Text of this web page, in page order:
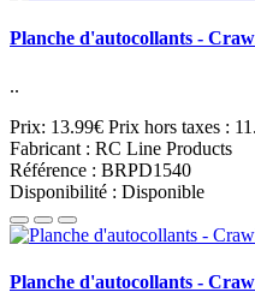
Planche d'autocollants -
..
Prix: 13.99€ Prix hors taxes :
Fabricant : RC Line Products
Référence : BRPD1540
Disponibilité : Disponible
Planche d'autocollants -